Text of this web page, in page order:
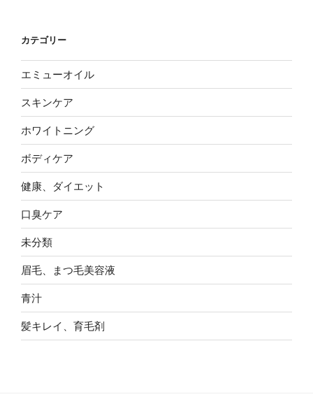
カテゴリー
エミューオイル
スキンケア
ホワイトニング
ボディケア
健康、ダイエット
口臭ケア
未分類
眉毛、まつ毛美容液
青汁
髪キレイ、育毛剤